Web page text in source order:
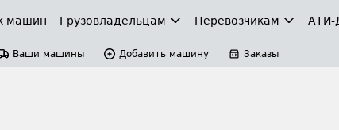
машин Грузовладельцам Перевозчикам АТИ-
Ваши машины Добавить машину Заказы